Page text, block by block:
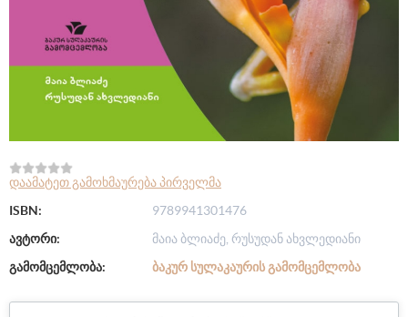
დაამატეთ გამოხმაურება პირველმა
ISBN:
9789941301476
ავტორი:
მაია ბლიაძე, რუსუდან ახვლედიანი
გამომცემლობა:
ᲑᲐᲙᲣᲠ ᲡᲣᲚᲐᲙᲐᲣᲠᲘᲡ ᲒᲐᲛᲝᲛᲪᲔᲛᲚᲝᲑᲐ